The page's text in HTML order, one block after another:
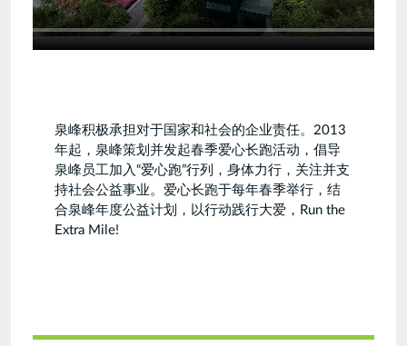
泉峰积极承担对于国家和社会的企业责任。2013
年起，泉峰策划并发起春季爱心长跑活动，倡导
泉峰员工加入“爱心跑”行列，身体力行，关注并支
持社会公益事业。爱心长跑于每年春季举行，结
合泉峰年度公益计划，以行动践行大爱，Run the
Extra Mile!